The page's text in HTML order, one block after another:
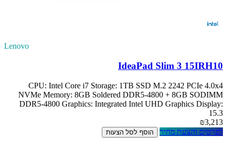
Lenovo
IdeaPad Slim 3 15IRH10
CPU: Intel Core i7 Storage: 1TB SSD M.2 2242 PCIe 4.0x4
NVMe Memory: 8GB Soldered DDR5-4800 + 8GB SODIMM
DDR5-4800 Graphics: Integrated Intel UHD Graphics Display:
15.3
₪3,213
לפרטים והצעת מחיר
הוסף לסל הצעות